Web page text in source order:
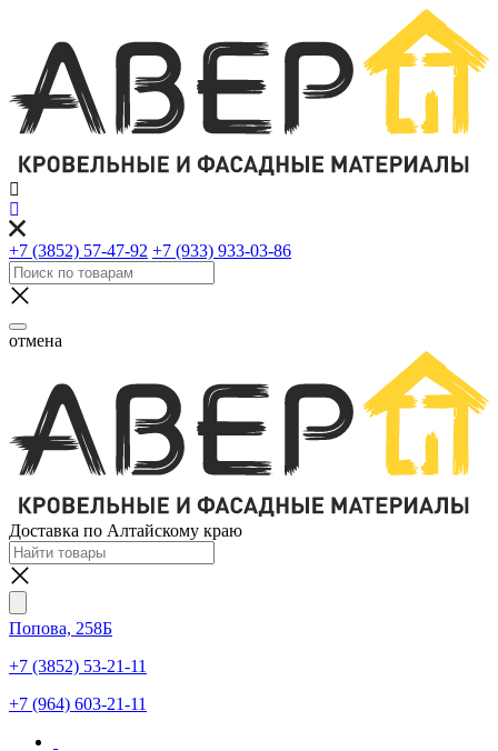
+7 (3852) 57-47-92 +7 (933) 933-03-86
отмена
Доставка по Алтайскому краю
Попова, 258Б
+7 (3852) 53-21-11
+7 (964) 603-21-11